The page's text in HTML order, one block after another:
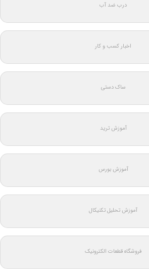
درب ضد آب
اخبار کسب و کار
ساک دستی
آموزش ترید
آموزش بورس
آموزش تحلیل تکنیکال
فروشگاه قطعات الکترونیک